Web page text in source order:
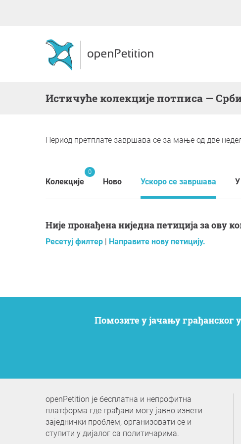
Истичуће колекције потписа —
Период претплате завршава се за мање од две
Колекције
0
Ново Ускоро се завршава У
Није пронађена ниједна петиција за ову
Ресетуј филтер | Направите нову петицију.
Помозите у јачању
openPetition је бесплатна и непрофитна
платформа где грађани могу јавно изнети
заједнички проблем, организовати се и
ступити у дијалог са политичарима.